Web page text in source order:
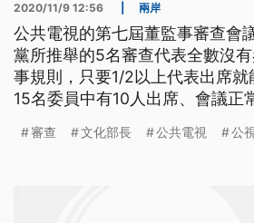
2020/11/9 12:56 兩岸
公共電視的第七屆董監事審查會
黨所推舉的5名審查代表全數沒
事規則，只要1/2以上代表出席
15名委員中有10人出席、會議正
席，這件事情是創下了一個非常
審查 文化部長 公共電視 公視